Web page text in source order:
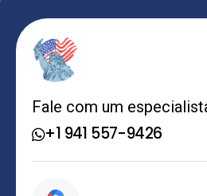
Fale com um
+1 941 557-9426